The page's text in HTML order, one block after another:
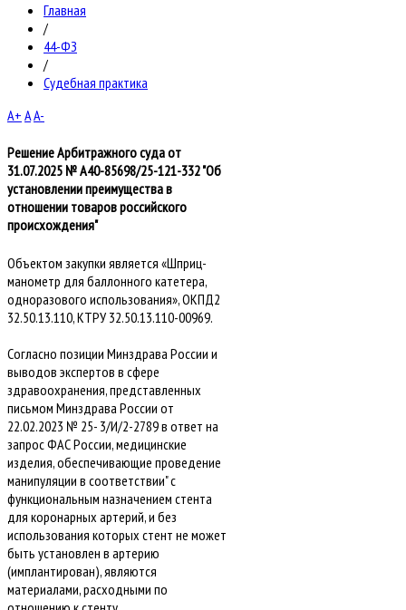
Главная
/
44-ФЗ
/
Судебная практика
A+ AA-
Решение Арбитражного суда от
31.07.2025 № А40-85698/25-121-332 "Об
установлении преимущества в
отношении товаров российского
происхождения"
Объектом закупки является «Шприц-
манометр для баллонного катетера,
одноразового использования», ОКПД2
32.50.13.110, КТРУ 32.50.13.110-00969.
Согласно позиции Минздрава России и
выводов экспертов в сфере
здравоохранения, представленных
письмом Минздрава России от
22.02.2023 № 25- 3/И/2-2789 в ответ на
запрос ФАС России, медицинские
изделия, обеспечивающие проведение
манипуляции в соответствии" с
функциональным назначением стента
для коронарных артерий, и без
использования которых стент не может
быть установлен в артерию
(имплантирован), являются
материалами, расходными по